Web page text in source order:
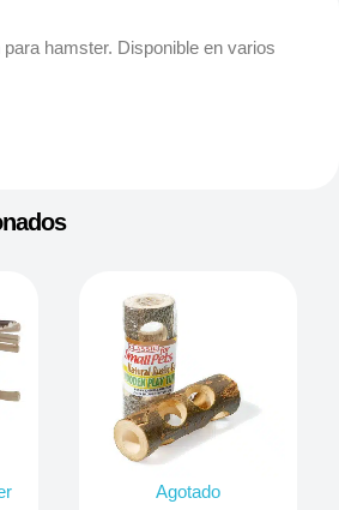
hamster. Disponible en varios
Agotado